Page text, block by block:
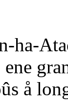
ha-
å